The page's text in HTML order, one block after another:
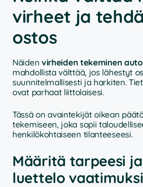
virheet ja
ostos
Näiden virheiden tekeminen
mahdollista välttää, jos lähestyt
suunnitelmallisesti ja harkiten.
ovat parhaat liittolaisesi.
Tässä on avaintekijät oikean
tekemiseen, joka sopii
henkilökohtaiseen tilanteeseesi.
Määritä tarpeesi
luettelo